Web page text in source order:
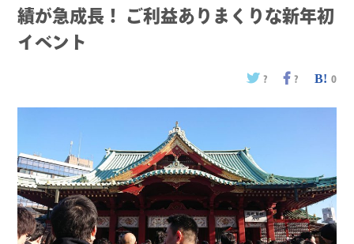
績が急成長！ ご利益ありまくりな新年初
イベント
? ? 0